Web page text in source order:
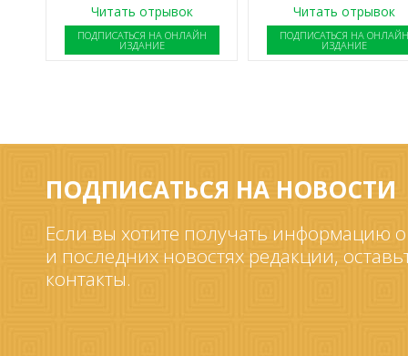
Читать отрывок
ПОДПИСАТЬСЯ НА ОНЛАЙН
ИЗДАНИЕ
Читать отрывок
ПОДПИСАТЬСЯ НА
ИЗДАНИЕ
ПОДПИСАТЬСЯ НА НОВОСТИ
Если вы хотите получать информацию
и последних новостях редакции,
контакты.